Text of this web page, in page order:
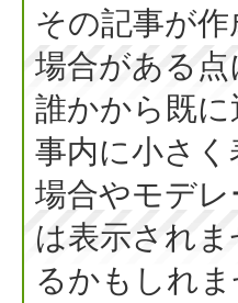
その記事が
場合がある
誰かから既
事内に小さ
場合やモデ
は表示され
るかもしれ